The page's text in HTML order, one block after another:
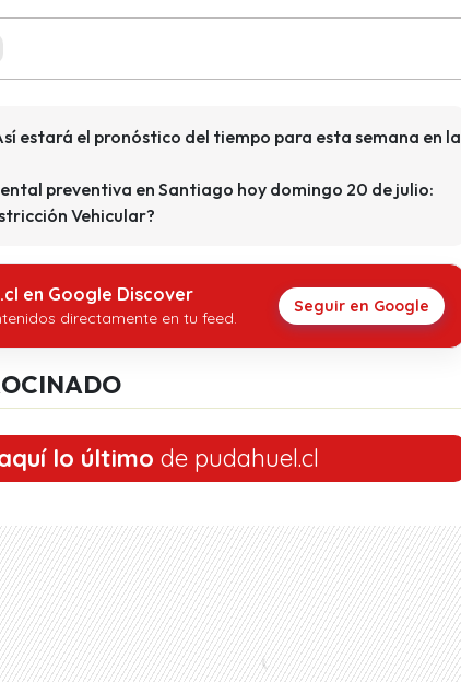
estará el pronóstico del tiempo para esta semana en la
preventiva en Santiago hoy domingo 20 de julio:
Vehicular?
en Google Discover
directamente en tu feed.
Seguir en Google
lo último de pudahuel.cl